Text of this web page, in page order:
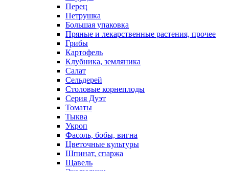
Перец
Петрушка
Большая упаковка
Пряные и лекарственные растения, прочее
Грибы
Картофель
Клубника, земляника
Салат
Сельдерей
Столовые корнеплоды
Серия Дуэт
Томаты
Тыква
Укроп
Фасоль, бобы, вигна
Цветочные культуры
Шпинат, спаржа
Щавель